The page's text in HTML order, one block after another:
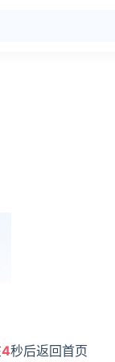
4秒后返回首页